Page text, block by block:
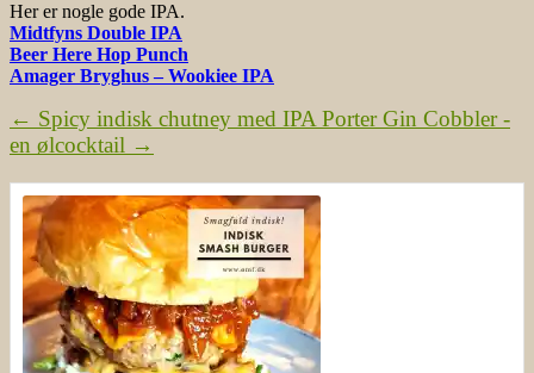
Her er nogle gode IPA.
Midtfyns Double IPA
Beer Here Hop Punch
Amager Bryghus – Wookiee IPA
← Spicy indisk chutney med IPA Porter Gin Cobbler -
en ølcocktail →